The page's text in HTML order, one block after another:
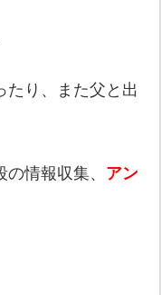
り、
また父と出
情報収集、 アン